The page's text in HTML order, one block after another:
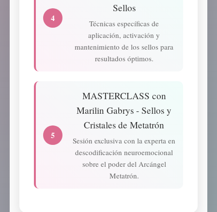
4
Sellos
Técnicas específicas de
aplicación, activación y
mantenimiento de los sellos para
resultados óptimos.
5
MASTERCLASS con
Marilin Gabrys - Sellos y
Cristales de Metatrón
Sesión exclusiva con la experta en
descodificación neuroemocional
sobre el poder del Arcángel
Metatrón.